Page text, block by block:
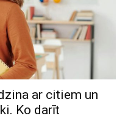
ar citiem un
Ko darīt